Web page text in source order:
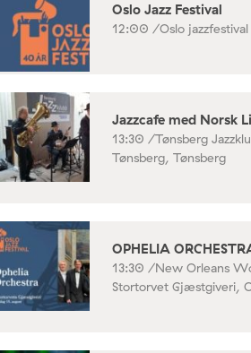
Oslo Jazz Festival
12:00 /Oslo
Jazzcafe med Norsk
13:30 /Tønsberg
Tønsberg, Tønsberg
OPHELIA
13:30 /New Orleans
Stortorvet Gjæstgiveri,